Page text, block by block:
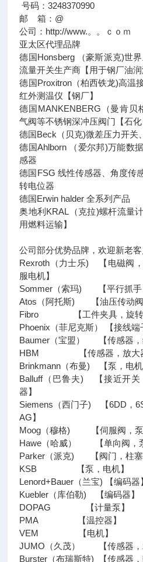
号码：3248370990
邮 箱：@
公司：http://www.。。ｃｏｍ
亚太区代理品牌
德国Honsberg （豪斯派克)世
流量开关生产商【用于钢厂油润
德国Proxitron（柏西铁龙)高温
红外测温仪【钢厂】
德国MANKENBERG（曼肯贝
气阀等不锈钢深冲压阀门【石化
德国Beck（贝克)微差压力开关
德国Ahlborn （爱尔邦)万能数
感器
德国FSG 线性传感器、角度传
转电位器
德国Erwin halder 全系列产品
奥地利KRAL（克拉)螺杆流量
用燃料运输】
公司部分优势品牌，欢迎新老客
Rexroth（力士乐) 【电磁阀
服电机】
Sommer（索玛) 【平行抓手
Atos（阿托斯) 【油压传动阀
Fibro 【工件夹具，旋转
Phoenix（菲尼克斯） 【接线端
Baumer（宝盟） 【传感器，
HBM 【传感器，放大
Brinkmann（布曼) 【泵，电机
Balluff（巴鲁夫) 【接近开关
器】
Siemens（西门子) 【6DD，
AG】
Moog（穆格) 【伺服阀，泵
Hawe（哈威） 【单向阀，
Parker（派克) 【阀门，柱塞
KSB 【泵，电机】
Lenord+Bauer（兰宝) 【编码器
Kuebler（库伯勒) 【编码器】
DOPAG 【计量泵】
PMA 【温控器】
VEM 【电机】
JUMO（久茂） 【传感器，
Burster（布瑞斯特) 【传感器，